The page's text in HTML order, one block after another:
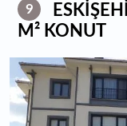
9
M² KONUT